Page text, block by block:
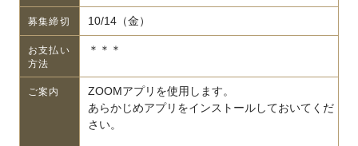
募集締切 10/14（金）
お支払い
方法
＊＊＊
ご案内
ZOOMアプリを使用します。
あらかじめアプリをインストールしておいてくだ
さい。